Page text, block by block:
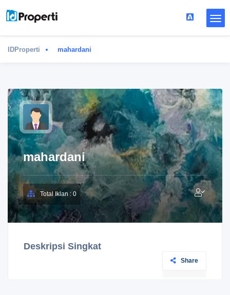
IDProperti mahardani
mahardani
Total Iklan : 0
Deskripsi Singkat
Share